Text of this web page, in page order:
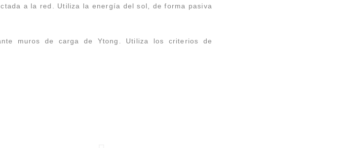
a la red. Utiliza la energía del sol, de forma pasiva
muros de carga de Ytong. Utiliza los criterios de